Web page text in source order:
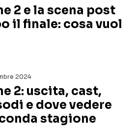
2 e la scena post
il finale: cosa vuol
2024
2: uscita, cast,
e dove vedere
stagione